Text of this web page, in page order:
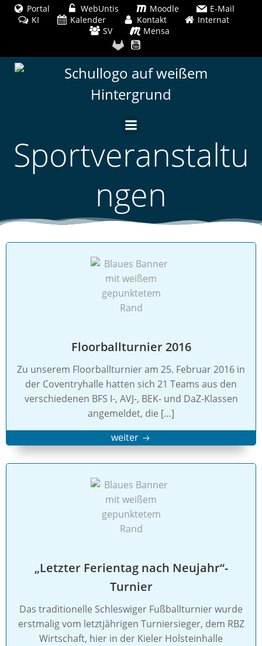
Zum
Inhalt
springen
Portal WebUntis Moodle
E-Mail
KI
Kalender Kontakt
Internat
SV
Mensa
Sportveranstaltu
ngen
Floorballturnier 2016
Zu unserem Floorballturnier am 25. Februar 2016 in
der Coventryhalle hatten sich 21 Teams aus den
verschiedenen BFS I-, AVJ-, BEK- und DaZ-Klassen
angemeldet, die […]
weiter
„Letzter Ferientag nach Neujahr“-
Turnier
Das traditionelle Schleswiger Fußballturnier wurde
erstmalig vom letztjährigen Turniersieger, dem RBZ
Wirtschaft, hier in der Kieler Holsteinhalle